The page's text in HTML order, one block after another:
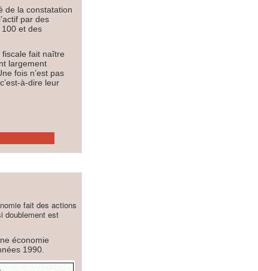
de la constatation
par des
et des
fiscale fait naître
largement
fois n’est pas
à-dire leur
fait des actions
doublement est
économie
1990.